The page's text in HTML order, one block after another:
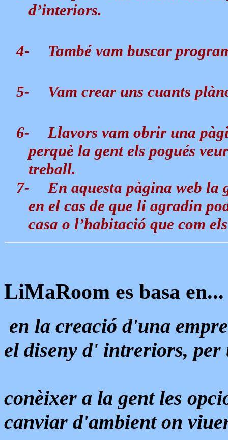
d’interiors.
4- També vam buscar
5- Vam crear uns cuants
6-
Llavors vam obrir una
perquè la gent els pogués
treball.
7-
En aquesta pàgina web la
en el cas de que li agradin
casa o l’habitació que com
LiMaRoom es basa en...
en la creació d'una
el diseny d' intreriors, per
conèixer a la gent les
canviar d'ambient on